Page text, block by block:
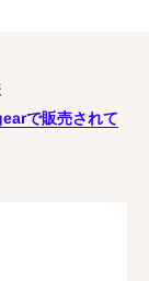
で販売されて